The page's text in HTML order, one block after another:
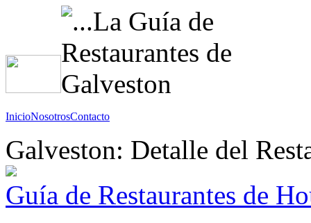
InicioNosotrosContacto
Galveston: Detalle del
Guía de Restaurantes de